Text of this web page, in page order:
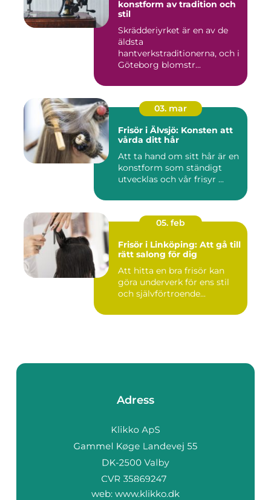
konstform av tradition och
stil
Skrädderiyrket är en av de
äldsta
hantverkstraditionerna, och i
Göteborg blomstr...
03. mar
Frisör i Älvsjö: Konsten att
vårda ditt hår
Att ta hand om sitt hår är en
konstform som ständigt
utvecklas och vår frisyr ...
05. feb
Frisör i Linköping: Att gå till
rätt salong för dig
Att hitta en bra frisör kan
göra underverk för ens stil
och självförtroende...
Adress
web: www.klikko.dk